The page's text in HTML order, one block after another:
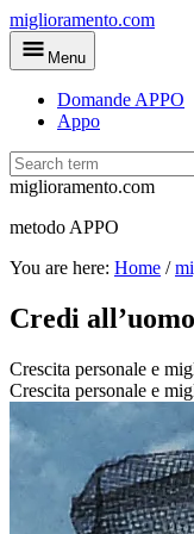
Skip
to
main
miglioramento.com
Menu
Domande APPO
Appo
miglioramento.com
metodo APPO
You are here: Home /
Credi
Crescita personale e
Crescita personale e